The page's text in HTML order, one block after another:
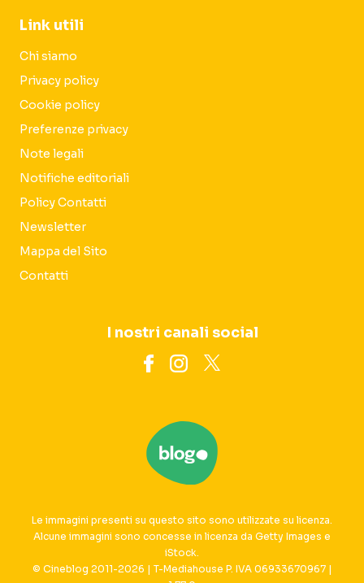
Link utili
Chi siamo
Privacy policy
Cookie policy
Preferenze privacy
Note legali
Notifiche editoriali
Policy Contatti
Newsletter
Mappa del Sito
Contatti
I nostri canali social
Le immagini presenti su questo sito sono utilizzate su licenza.
Alcune immagini sono concesse in licenza da Getty Images e
iStock.
© Cineblog 2011-2026 | T-Mediahouse P. IVA 06933670967 |